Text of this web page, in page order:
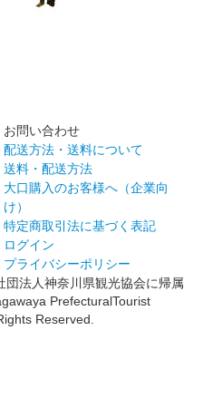
お問い合わせ
配送方法・送料について
送料・配送方法
大口購入のお客様へ（企業向
け）
特定商取引法に基づく表記
ログイン
プライバシーポリシー
法人神奈川県観光協会に帰属
PrefecturalTourist
Reserved.